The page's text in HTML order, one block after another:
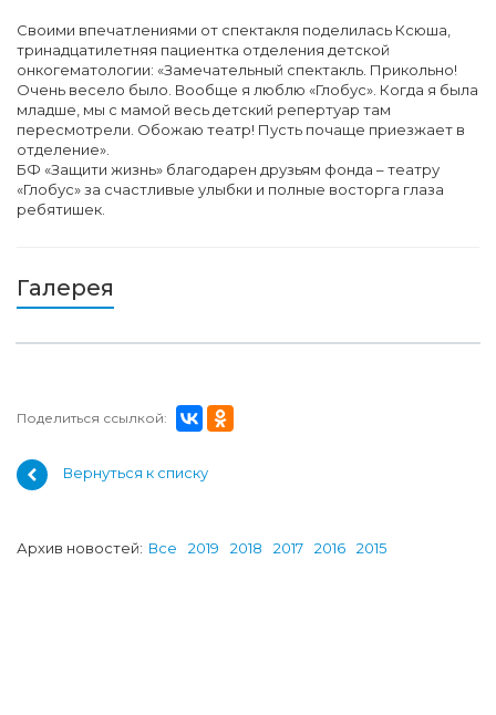
Своими впечатлениями от спектакля поделилась Ксюша,
тринадцатилетняя пациентка отделения детской
онкогематологии: «Замечательный спектакль. Прикольно!
Очень весело было. Вообще я люблю «Глобус». Когда я была
младше, мы с мамой весь детский репертуар там
пересмотрели. Обожаю театр! Пусть почаще приезжает в
отделение».
БФ «Защити жизнь» благодарен друзьям фонда – театру
«Глобус» за счастливые улыбки и полные восторга глаза
ребятишек.
Галерея
Поделиться ссылкой:
Вернуться к списку
Архив новостей: Все 2019 2018 2017 2016 2015